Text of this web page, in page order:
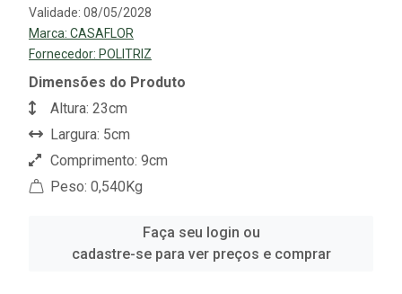
Validade: 08/05/2028
Marca: CASAFLOR
Fornecedor: POLITRIZ
Dimensões do Produto
Altura: 23cm
Largura: 5cm
Comprimento: 9cm
Peso: 0,540Kg
Faça seu login ou
cadastre-se para ver preços e comprar